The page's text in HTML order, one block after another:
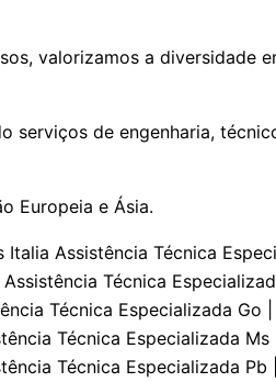
valorizamos a diversidade
serviços de engenharia,
Europeia e Ásia.
Técnico Sanmarte Brasil Se | Suporte Técnico Sanmarte Brasil To | Engenharia De Aplicaçāo Ac | Engenharia De Aplicaçāo Al | Engenharia De Aplicaçāo Ap | Engenharia De Aplicaçāo Am | Engenharia De Aplicaçāo Ba | Engenharia De Aplicaçāo Ce | Engenharia De Aplicaçāo Df | Engenharia De Aplicaçāo Es | Engenharia De Aplicaçāo Go | Engenharia De Aplicaçāo Ma | Engenharia De Aplicaçāo Mt | Engenharia De Aplicaçāo Ms | Engenharia De Aplicaçāo Mg | Engenharia De Aplicaçāo Pa | Engenharia De Aplicaçāo Pb | Engenharia De Aplicaçāo Pr | Engenharia De Aplicaçāo Pe | Engenharia De Aplicaçāo Pi | Engenharia De Aplicaçāo Rj | Engenharia De Aplicaçāo Rn | Engenharia De Aplicaçāo Rs | Engenharia De Aplicaçāo Ro | Engenharia De Aplicaçāo Rr | Engenharia De Aplicaçāo Sc | Engenharia De Aplicaçāo Sp | Engenharia De Aplicaçāo Se | Engenharia De Aplicaçāo To | Sanmarte Brasil Atendimento Ac | Sanmarte Brasil Atendimento Al | Sanmarte Brasil Atendimento Ap | Sanmarte Brasil Atendimento Am |Sanmarte Brasil Atendimento Ba | Sanmarte Brasil Atendimento Ce | Sanmarte Brasil Atendimento Df | Sanmarte Brasil Atendimento Es | Sanmarte Brasil Atendimento Go | Sanmarte Brasil Atendimento Ma | Sanmarte Brasil Atendimento Mt | Sanmarte Brasil Atendimento Ms | Sanmarte Brasil Atendimento Mg | Sanmarte Brasil Atendimento Pa | Sanmarte Brasil Atendimento Pb | Sanmarte Brasil Atendimento Pr | Sanmarte Brasil Atendimento Pe | Sanmarte Brasil Atendimento Pi | Sanmarte Brasil Atendimento Rj | Sanmarte Brasil Atendimento Rn | Sanmarte Brasil Atendimento Rs | Sanmarte Brasil Atendimento Ro | Sanmarte Brasil Atendimento Rr | Sanmarte Brasil Atendimento Sc | Sanmarte Brasil Atendimento Sp | Sanmarte Brasil Atendimento Se | Sanmarte Brasil Atendimento To | Consultoria E Assessoria Sanmarte Brasil Ac | Consultoria E Assessoria Sanmarte